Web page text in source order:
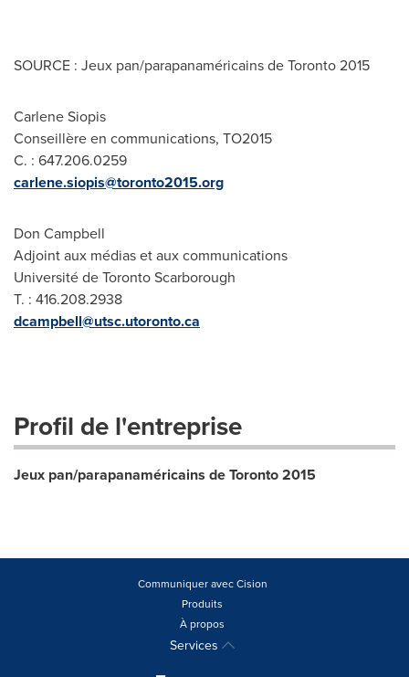
SOURCE : Jeux pan/parapanaméricains de Toronto 2015
Carlene Siopis
Conseillère en communications, TO2015
C. : 647.206.0259
carlene.siopis@toronto2015.org
Don Campbell
Adjoint aux médias et aux communications
Université de Toronto Scarborough
T. : 416.208.2938
dcampbell@utsc.utoronto.ca
Profil de l'entreprise
Jeux pan/parapanaméricains de Toronto 2015
Communiquer avec Cision
Produits
À propos
Services